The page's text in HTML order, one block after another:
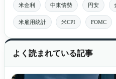
米金利 中東情勢 円安
米雇用統計 米CPI FOMC
よく読まれている記事